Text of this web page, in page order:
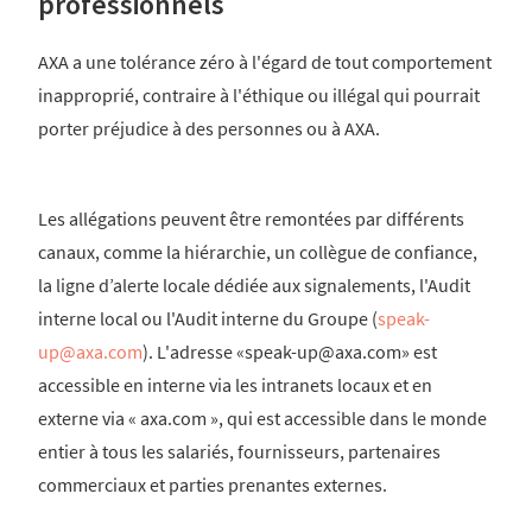
AXA a une tolérance zéro à l'égard de tout comportement
inapproprié, contraire à l'éthique ou illégal qui pourrait
porter préjudice à des personnes ou à AXA.
Les allégations peuvent être remontées par différents
canaux, comme la hiérarchie, un collègue de confiance,
la ligne d’alerte locale dédiée aux signalements, l'Audit
interne local ou l'Audit interne du Groupe (speak-
up@axa.com). L'adresse «speak-up@axa.com» est
accessible en interne via les intranets locaux et en
externe via « axa.com », qui est accessible dans le monde
entier à tous les salariés, fournisseurs, partenaires
commerciaux et parties prenantes externes.